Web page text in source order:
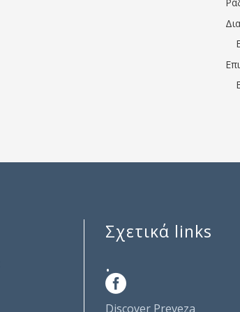
Σχετικά links
.
Discover Preveza